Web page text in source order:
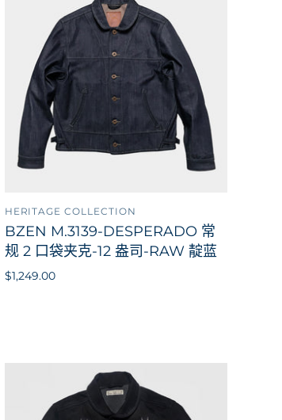
HERITAGE COLLECTION
BZEN M.3139-DESPERADO 常
规 2 口袋夹克-12 盎司-RAW 靛蓝
$1,249.00